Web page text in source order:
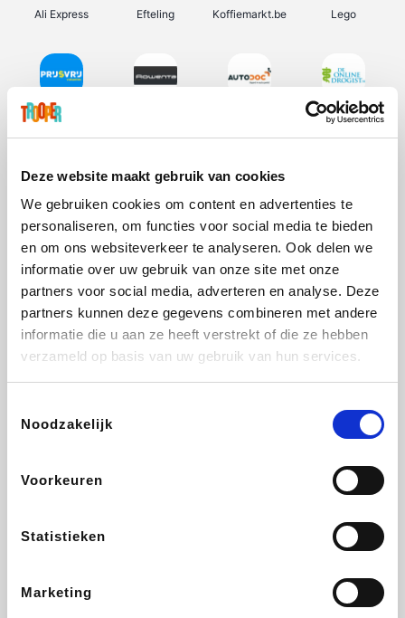
Deze website maakt gebruik van cookies
We gebruiken cookies om content en advertenties te
personaliseren, om functies voor social media te bieden
en om ons websiteverkeer te analyseren. Ook delen we
informatie over uw gebruik van onze site met onze
partners voor social media, adverteren en analyse. Deze
partners kunnen deze gegevens combineren met andere
informatie die u aan ze heeft verstrekt of die ze hebben
verzameld op basis van uw gebruik van hun services.
Noodzakelijk
Voorkeuren
Statistieken
Marketing
Ali Express Efteling Koffiemarkt.be Lego
Prijsvrij De Online Drogist
Vidaxl Plopsa Lampenlicht.be Adidas
All Accor
DectDirect ZEB
SupraBazar